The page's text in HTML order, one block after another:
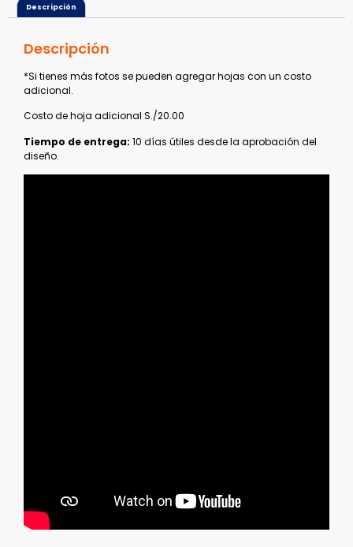
Descripción
Descripción
*Si tienes más fotos se pueden agregar hojas con un costo
adicional.
Costo de hoja adicional S./20.00
Tiempo de entrega: 10 días útiles desde la aprobación del
diseño.